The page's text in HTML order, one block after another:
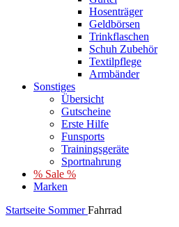
Hosenträger
Geldbörsen
Trinkflaschen
Schuh Zubehör
Textilpflege
Armbänder
Sonstiges
Übersicht
Gutscheine
Erste Hilfe
Funsports
Trainingsgeräte
Sportnahrung
% Sale %
Marken
Startseite Sommer Fahrrad